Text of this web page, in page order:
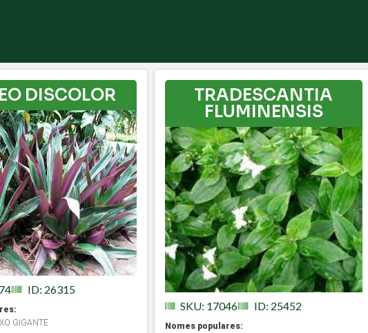
DISCOLOR
ID: 26315
GIGANTE
TRADESCANTIA
FLUMINENSIS
SKU: 17046 ID: 25452
Nomes populares: